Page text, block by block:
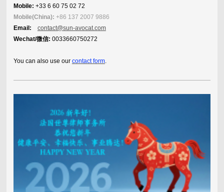
Mobile: +33 6 60 75 02 72
Mobile(China): +86 137 2007 9886
Email: contact@sun-avocat.com
Wechat/微信: 0033660750272
You can also use our contact form.